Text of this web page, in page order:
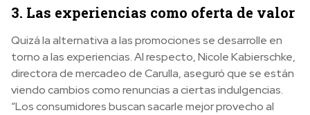
3. Las experiencias como oferta de valor
Quizá la alternativa a las promociones se desarrolle en
torno a las experiencias. Al respecto, ​​Nicole Kabierschke,
directora de mercadeo de Carulla, aseguró que se están
viendo cambios como renuncias a ciertas indulgencias.
“Los consumidores buscan sacarle mejor provecho al